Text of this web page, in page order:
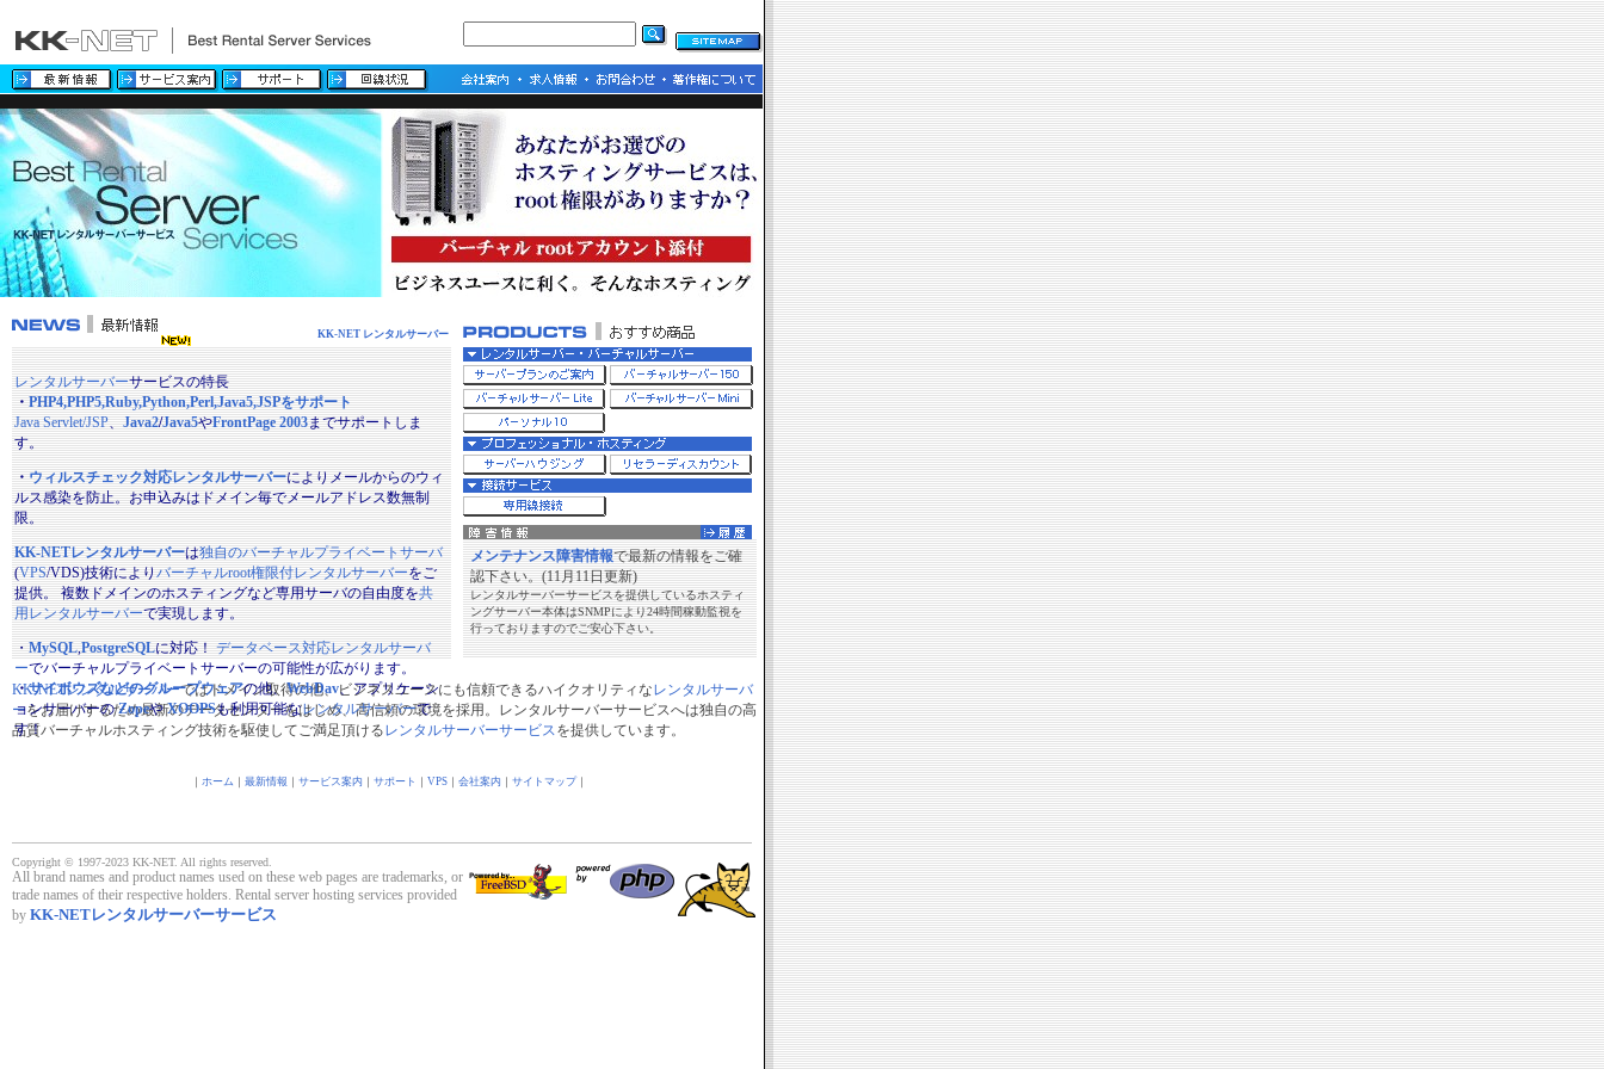
KK-NETレンタルサーバーではドメイン取得の他、ビジネスユースにも信頼できるハイクオリティなレンタルサーバ
ーをお届けするため最新のデータセンターをはじめ、高信頼の環境を採用。レンタルサーバーサービスへは独自の高
品質バーチャルホスティング技術を駆使してご満足頂けるレンタルサーバーサービスを提供しています。
レンタルサーバーサービスの特長
・PHP4,PHP5,Ruby,Python,Perl,Java5,JSPをサポート
Java Servlet/JSP、Java2/Java5やFrontPage 2003までサポートしま
す。
・ウィルスチェック対応レンタルサーバーによりメールからのウィ
ルス感染を防止。お申込みはドメイン毎でメールアドレス数無制
限。
KK-NETレンタルサーバーは独自のバーチャルプライベートサーバ
(VPS/VDS)技術によりバーチャルroot権限付レンタルサーバーをご
提供。 複数ドメインのホスティングなど専用サーバの自由度を共
用レンタルサーバーで実現します。
・MySQL,PostgreSQLに対応！データベース対応レンタルサーバ
ーでバーチャルプライベートサーバーの可能性が広がります。
・サイボウズなどのグループウェアの他、WebDav、アプリケーシ
ョンサーバーのZopeやXOOPSも利用可能なレンタルサーバーで
す！
KK-NET レンタルサーバー
メンテナンス障害情報で最新の情報をご確
認下さい。(11月11日更新)
レンタルサーバーサービスを提供しているホスティ
ングサーバー本体はSNMPにより24時間稼動監視を
行っておりますのでご安心下さい。
｜ ホーム ｜ 最新情報 ｜ サービス案内 ｜ サポート ｜ VPS ｜ 会社案内 ｜ サイトマップ｜
Copyright © 1997-2023 KK-NET. All rights reserved.
All brand names and product names used on these web pages are trademarks, or
trade names of their respective holders. Rental server hosting services provided
by KK-NETレンタルサーバーサービス